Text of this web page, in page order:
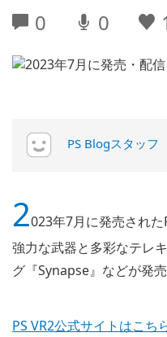
0 0
PS Blogスタッフ
2023年7月に発売され
強力な武器と多彩なテレ
グ『Synapse』などが発売
PS VR2公式サイトはこち